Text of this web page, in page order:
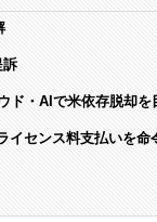
訴
ド・AIで米依存脱却を
イセンス料支払いを命